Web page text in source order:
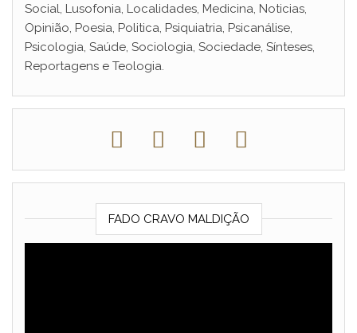
Social, Lusofonia, Localidades, Medicina, Noticias,
Opinião, Poesia, Politica, Psiquiatria, Psicanálise,
Psicologia, Saúde, Sociologia, Sociedade, Sínteses,
Reportagens e Teologia.
FADO CRAVO MALDIÇÃO